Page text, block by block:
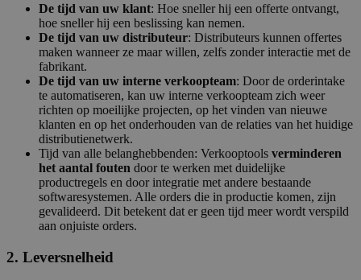
De tijd van uw klant: Hoe sneller hij een offerte ontvangt,
hoe sneller hij een beslissing kan nemen.
De tijd van uw distributeur: Distributeurs kunnen offertes
maken wanneer ze maar willen, zelfs zonder interactie met de
fabrikant.
De tijd van uw interne verkoopteam: Door de orderintake
te automatiseren, kan uw interne verkoopteam zich weer
richten op moeilijke projecten, op het vinden van nieuwe
klanten en op het onderhouden van de relaties van het huidige
distributienetwerk.
Tijd van alle belanghebbenden: Verkooptools verminderen
het aantal fouten door te werken met duidelijke
productregels en door integratie met andere bestaande
softwaresystemen. Alle orders die in productie komen, zijn
gevalideerd. Dit betekent dat er geen tijd meer wordt verspild
aan onjuiste orders.
2. Leversnelheid